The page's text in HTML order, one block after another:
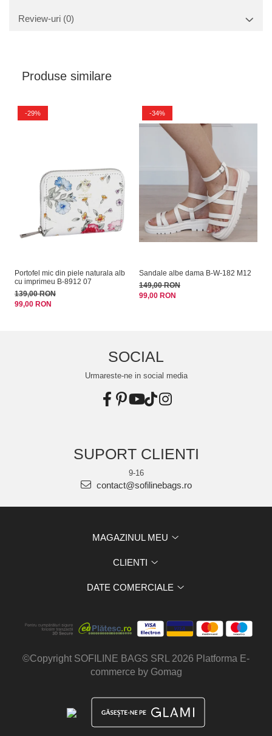
Review-uri (0)
Produse similare
-29%
Portofel mic din piele naturala alb
cu imprimeu B-8912 07
139,00 RON
99,00 RON
-34%
Sandale albe dama B-W-182 M12
149,00 RON
99,00 RON
SOCIAL
Urmareste-ne in social media
SUPORT CLIENTI
9-16
contact@sofilinebags.ro
MAGAZINUL MEU
CLIENTI
DATE COMERCIALE
©Copyright SOFILINE BAGS SRL 2026 Platforma E-
commerce by Gomag